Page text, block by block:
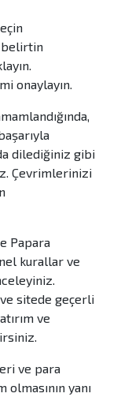
belirtin
onaylayın.
dilediğiniz gibi
Çevrimlerinizi
Papara
kurallar ve
sitede geçerli
ve
ve para
yanı